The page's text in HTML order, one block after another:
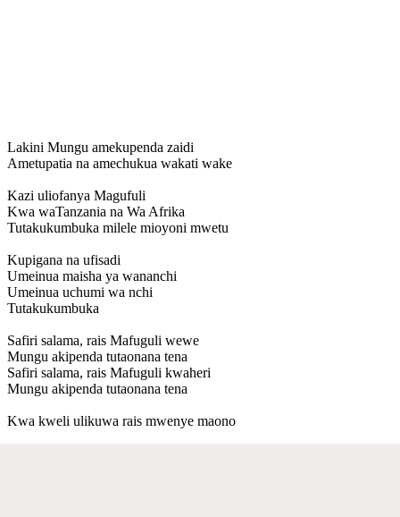
Lakini Mungu amekupenda zaidi
Ametupatia na amechukua wakati wake
Kazi uliofanya Magufuli
Kwa waTanzania na Wa Afrika
Tutakukumbuka milele mioyoni mwetu
Kupigana na ufisadi
Umeinua maisha ya wananchi
Umeinua uchumi wa nchi
Tutakukumbuka
Safiri salama, rais Mafuguli wewe
Mungu akipenda tutaonana tena
Safiri salama, rais Mafuguli kwaheri
Mungu akipenda tutaonana tena
Kwa kweli ulikuwa rais mwenye maono